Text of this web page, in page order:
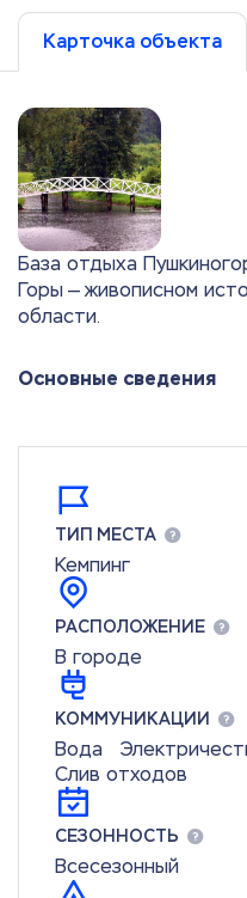
Карточка объекта
База отдыха
Горы — живописном
области.
Основные сведения
ТИП МЕСТА
Кемпинг
РАСПОЛОЖЕНИЕ
В городе
КОММУНИКАЦИИ
Вода
Слив отходов
СЕЗОННОСТЬ
Всесезонный